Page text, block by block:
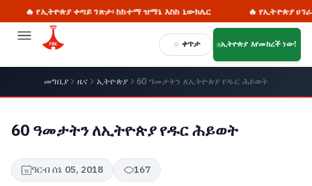
የኢትዮጵያ ቀጣይ ገጽታ፡ ከከተማ ዝማኔ እስከ ኒውክሌር 🔥 የኢትዮጵያ ሀገራዊ
ቀጥታ ኢትዮጵያ እየመከረች ነው!
መግቢያ ዜና ኢትዮጵያ 60 ዓመታትን ለኢትዮጵያ የዱር ሕይወት
60 ዓመታትን ለኢትዮጵያ የዱር ሕይወት
ዓርብ ሰኔ 05, 2018 167